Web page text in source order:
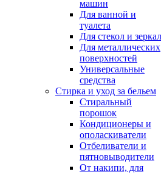
машин
Для ванной и
туалета
Для стекол и зеркал
Для металлических
поверхностей
Универсальные
средства
Стирка и уход за бельем
Стиральный
порошок
Кондиционеры и
ополаскиватели
Отбеливатели и
пятновыводители
От накипи, для